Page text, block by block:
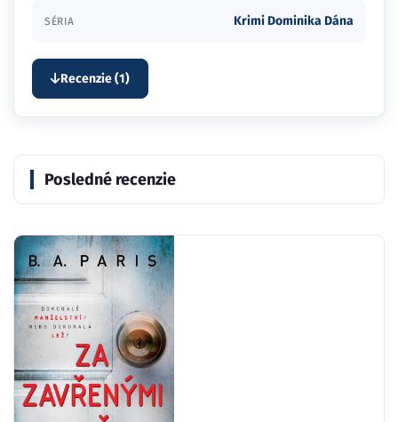
SÉRIA Krimi Dominika Dána
Recenzie (1)
Posledné recenzie